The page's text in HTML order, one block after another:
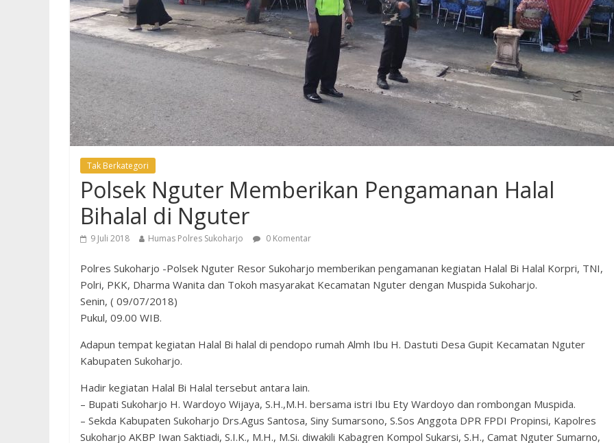
Tak Berkategori
Polsek Nguter Memberikan Pengamanan Halal
Bihalal di Nguter
9 Juli 2018 Humas Polres Sukoharjo 0 Komentar
Polres Sukoharjo -Polsek Nguter Resor Sukoharjo memberikan pengamanan kegiatan Halal Bi Halal Korpri, TNI,
Polri, PKK, Dharma Wanita dan Tokoh masyarakat Kecamatan Nguter dengan Muspida Sukoharjo.
Senin, ( 09/07/2018)
Pukul, 09.00 WIB.
Adapun tempat kegiatan Halal Bi halal di pendopo rumah Almh Ibu H. Dastuti Desa Gupit Kecamatan Nguter
Kabupaten Sukoharjo.
Hadir kegiatan Halal Bi Halal tersebut antara lain.
– Bupati Sukoharjo H. Wardoyo Wijaya, S.H.,M.H. bersama istri Ibu Ety Wardoyo dan rombongan Muspida.
– Sekda Kabupaten Sukoharjo Drs.Agus Santosa, Siny Sumarsono, S.Sos Anggota DPR FPDI Propinsi, Kapolres
Sukoharjo AKBP Iwan Saktiadi, S.I.K., M.H., M.Si. diwakili Kabagren Kompol Sukarsi, S.H., Camat Nguter Sumarno,